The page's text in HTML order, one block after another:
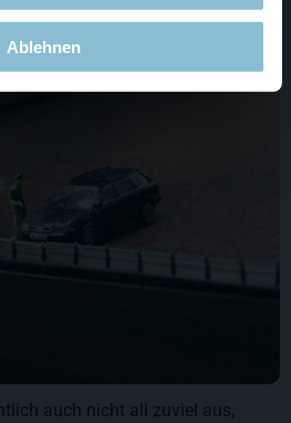
Ablehnen
auch nicht all zuviel aus,